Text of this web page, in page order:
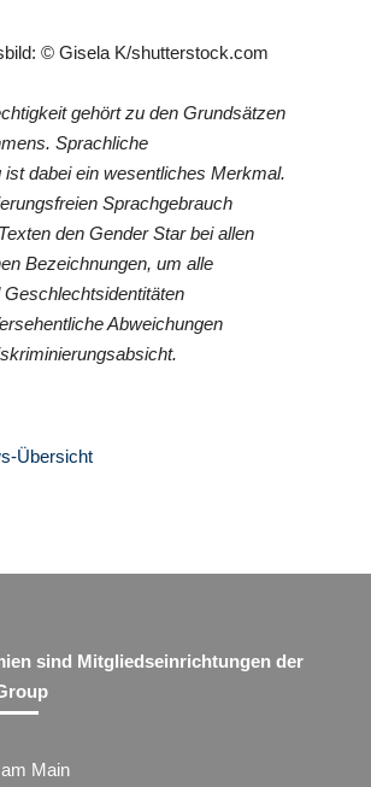
© Gisela K/shutterstock.com
gehört zu den Grundsätzen
Sprachliche
ist dabei ein wesentliches Merkmal.
Sprachgebrauch
den Gender Star bei allen
Bezeichnungen, um alle
Abweichungen
Übersicht
sind Mitgliedseinrichtungen der
Main